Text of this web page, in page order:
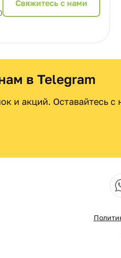
Cвяжитесь с нами
в Telegram
и акций. Оставайтесь